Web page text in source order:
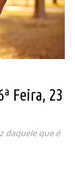
Feira, 23
daquele que é